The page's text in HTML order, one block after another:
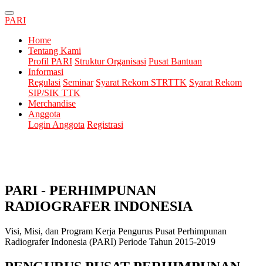
PARI
Home
Tentang Kami
Profil PARI Struktur Organisasi Pusat Bantuan
Informasi
Regulasi Seminar Syarat Rekom STRTTK Syarat Rekom
SIP/SIK TTK
Merchandise
Anggota
Login Anggota Registrasi
PARI - PERHIMPUNAN
RADIOGRAFER INDONESIA
Visi, Misi, dan Program Kerja Pengurus Pusat Perhimpunan
Radiografer Indonesia (PARI) Periode Tahun 2015-2019